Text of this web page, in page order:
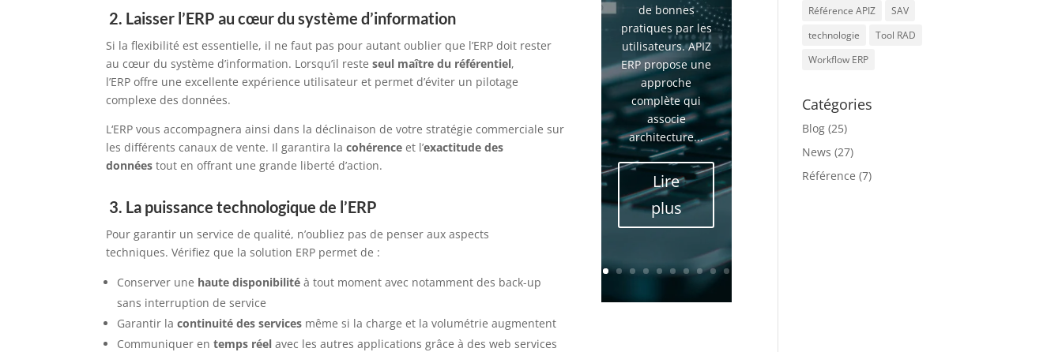
2. Laisser l’ERP au cœur du système d’information
Si la flexibilité est essentielle, il ne faut pas pour autant oublier que l’ERP doit rester
au cœur du système d’information. Lorsqu’il resteseul maître du référentiel,
l’ERPoffre une excellente expérience utilisateur et permet d’éviter un pilotage
complexe des données.
L‘ERPvous accompagnera ainsi dans ladéclinaisonde votre stratégie commerciale sur
les différents canaux de vente. Ilgarantira lacohérence et l’exactitude des
données tout en offrant une grande liberté d’action.
3. La puissance technologique de l’ERP
Pour garantir un service de qualité, n’oubliez pas de penser aux aspects
techniques.Vérifiez que la solution ERP permet de :
Conserver une haute disponibilité à tout moment avec notamment des back-up
sans interruption de service
Garantir lacontinuitédesservices même si la charge et la volumétrie augmentent
Communiquer entemps réel avec les autres applications grâce à des web services
de bonnes
pratiques par les
utilisateurs. APIZ
ERP propose une
approche
complète qui
associe
architecture...
Lire
plus
Référence APIZ
SAV
technologie
Tool RAD
Workflow ERP
Catégories
Blog (25)
News (27)
Référence (7)